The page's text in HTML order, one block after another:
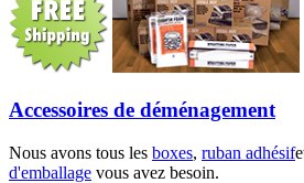
Accessoires de déménagement
Nous avons tous les boxes, ruban adhésif
d'emballage vous avez besoin.